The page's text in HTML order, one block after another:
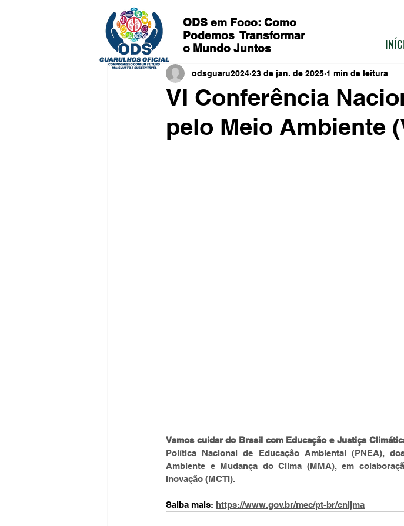
ODS em Foco: Como
Podemos Transformar
o Mundo Juntos
VI Conferência
pelo Meio Ambiente
odsguaru2024 23 de jan. de 2025 1 min de leitura
Vamos cuidar do Brasil com Educação e Justiça
Política Nacional de Educação Ambiental (PNEA),
Ambiente e Mudança do Clima (MMA), em
Inovação (MCTI).
Saiba mais: https://www.gov.br/mec/pt-br/cnijma